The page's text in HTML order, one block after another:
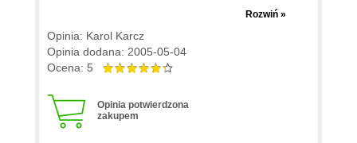
profesjonalnych. Jest tam opisana większość (jak
nie wszystkie) funkcje programu Photoshop w
encyklopedyczny sposób, a jednak łatwo
przyswajalny dla każdego użytkownika. Polecam
a szczególnie tym, którzy oprócz
wykorzystywania praktycznego opisanych funkcji
Rozwiń »
Opinia: Karol Karcz
Opinia dodana: 2005-05-04
Ocena: 5
Opinia potwierdzona
zakupem